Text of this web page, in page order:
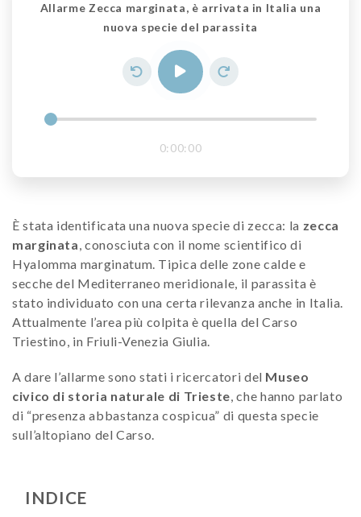
Allarme Zecca marginata, è arrivata in Italia una
nuova specie del parassita
0:00:00
È stata identificata una nuova specie di zecca: la zecca
marginata, conosciuta con il nome scientifico di
Hyalomma marginatum. Tipica delle zone calde e
secche del Mediterraneo meridionale, il parassita è
stato individuato con una certa rilevanza anche in Italia.
Attualmente l’area più colpita è quella del Carso
Triestino, in Friuli-Venezia Giulia.
A dare l’allarme sono stati i ricercatori del Museo
civico di storia naturale di Trieste, che hanno parlato
di “presenza abbastanza cospicua” di questa specie
sull’altopiano del Carso.
INDICE